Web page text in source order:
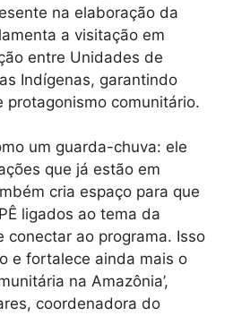
na elaboração da
a visitação em
entre Unidades de
Indígenas, garantindo
protagonismo comunitário.
um guarda-chuva: ele
que já estão em
cria espaço para que
ligados ao tema da
conectar ao programa. Isso
e fortalece ainda mais o
na Amazônia’,
coordenadora do